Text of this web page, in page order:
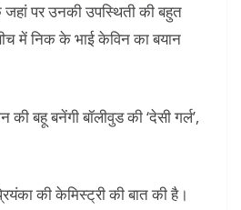
पर उनकी उपस्थिती की बहुत
में निक के भाई केविन का बयान
की केमिस्ट्री की बात की है।